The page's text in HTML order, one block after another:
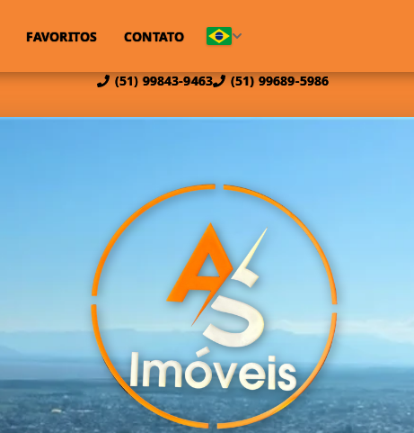
(51) 99843-9463 (51) 99689-5986
FAVORITOS CONTATO